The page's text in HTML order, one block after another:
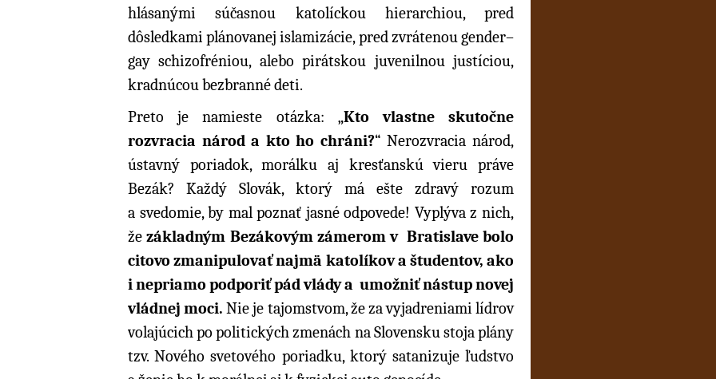
hlásanými súčasnou katolíckou hierarchiou, pred
dôsledkami plánovanej islamizácie, pred zvrátenou gender–
gay schizofréniou, alebo pirátskou juvenilnou justíciou,
kradnúcou bezbranné deti.
Preto je namieste otázka: „Kto vlastne skutočne
rozvracia národ a kto ho chráni?“ Nerozvracia národ,
ústavný poriadok, morálku aj kresťanskú vieru práve
Bezák? Každý Slovák, ktorý má ešte zdravý rozum
a svedomie, by mal poznať jasné odpovede! Vyplýva z nich,
žezákladným Bezákovým zámerom v Bratislave bolo
citovo zmanipulovať najmä katolíkov a študentov, ako
i nepriamo podporiť pád vlády a umožniť nástup novej
vládnej moci.Nie je tajomstvom, že za vyjadreniami lídrov
volajúcich po politických zmenách na Slovensku stoja plány
tzv. Nového svetového poriadku, ktorý satanizuje ľudstvo